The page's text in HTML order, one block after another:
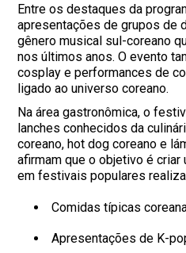
Entre os destaques da
apresentações de grupos de
gênero musical sul-coreano
nos últimos anos. O evento
cosplay e performances de
ligado ao universo coreano.
Na área gastronômica, o
lanches conhecidos da
coreano, hot dog coreano e
afirmam que o objetivo é
em festivais populares
Comidas típicas
Apresentações de K-